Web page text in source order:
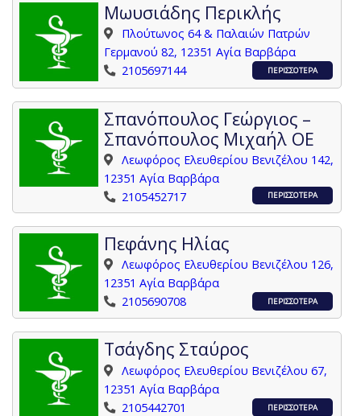
Μωυσιάδης Περικλής
Πλούτωνος 64 & Παλαιών Πατρών
Γερμανού 82, 12351 Αγία Βαρβάρα
2105697144
ΠΕΡΙΣΣΟΤΕΡΑ
Σπανόπουλος Γεώργιος –
Σπανόπουλος Μιχαήλ ΟΕ
Λεωφόρος Ελευθερίου Βενιζέλου 142,
12351 Αγία Βαρβάρα
2105452717
ΠΕΡΙΣΣΟΤΕΡΑ
Πεφάνης Ηλίας
Λεωφόρος Ελευθερίου Βενιζέλου 126,
12351 Αγία Βαρβάρα
2105690708
ΠΕΡΙΣΣΟΤΕΡΑ
Τσάγδης Σταύρος
Λεωφόρος Ελευθερίου Βενιζέλου 67,
12351 Αγία Βαρβάρα
2105442701
ΠΕΡΙΣΣΟΤΕΡΑ